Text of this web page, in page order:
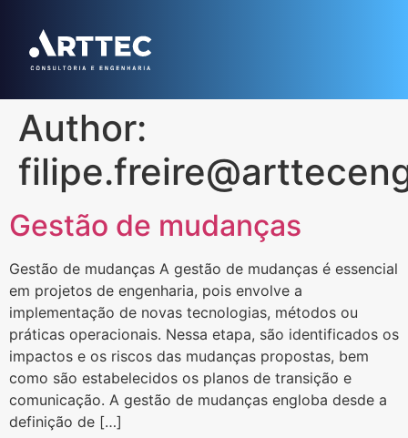
Author:
Gestão de mudanças
Gestão de mudanças A gestão de mudanças é essencial
em projetos de engenharia, pois envolve a
implementação de novas tecnologias, métodos ou
práticas operacionais. Nessa etapa, são identificados os
impactos e os riscos das mudanças propostas, bem
como são estabelecidos os planos de transição e
comunicação. A gestão de mudanças engloba desde a
definição de […]